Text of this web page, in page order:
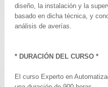
diseño, la instalación y la
basado en dicha técnica, y
análisis de averías.
* DURACIÓN DEL CURSO *
El curso Experto en